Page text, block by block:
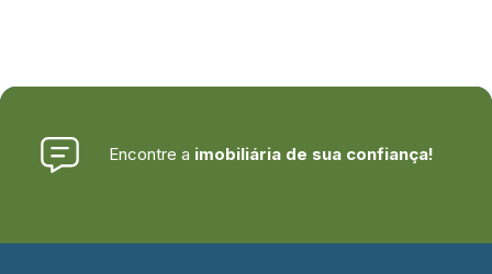
Encontre a imobiliária de sua confiança!